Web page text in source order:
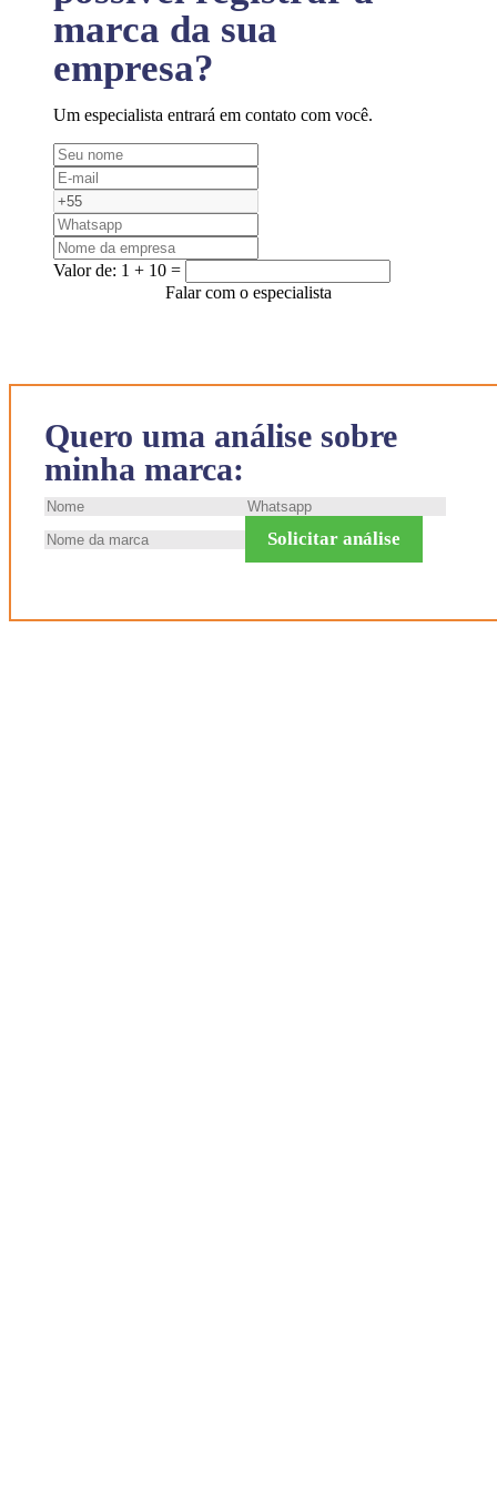
Quero uma análise sobre
minha marca:
Solicitar análise
marca da sua
empresa?
Um especialista entrará em contato com você.
Valor de: 1 + 10 =
Falar com o especialista